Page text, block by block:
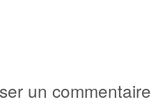
un commentaire